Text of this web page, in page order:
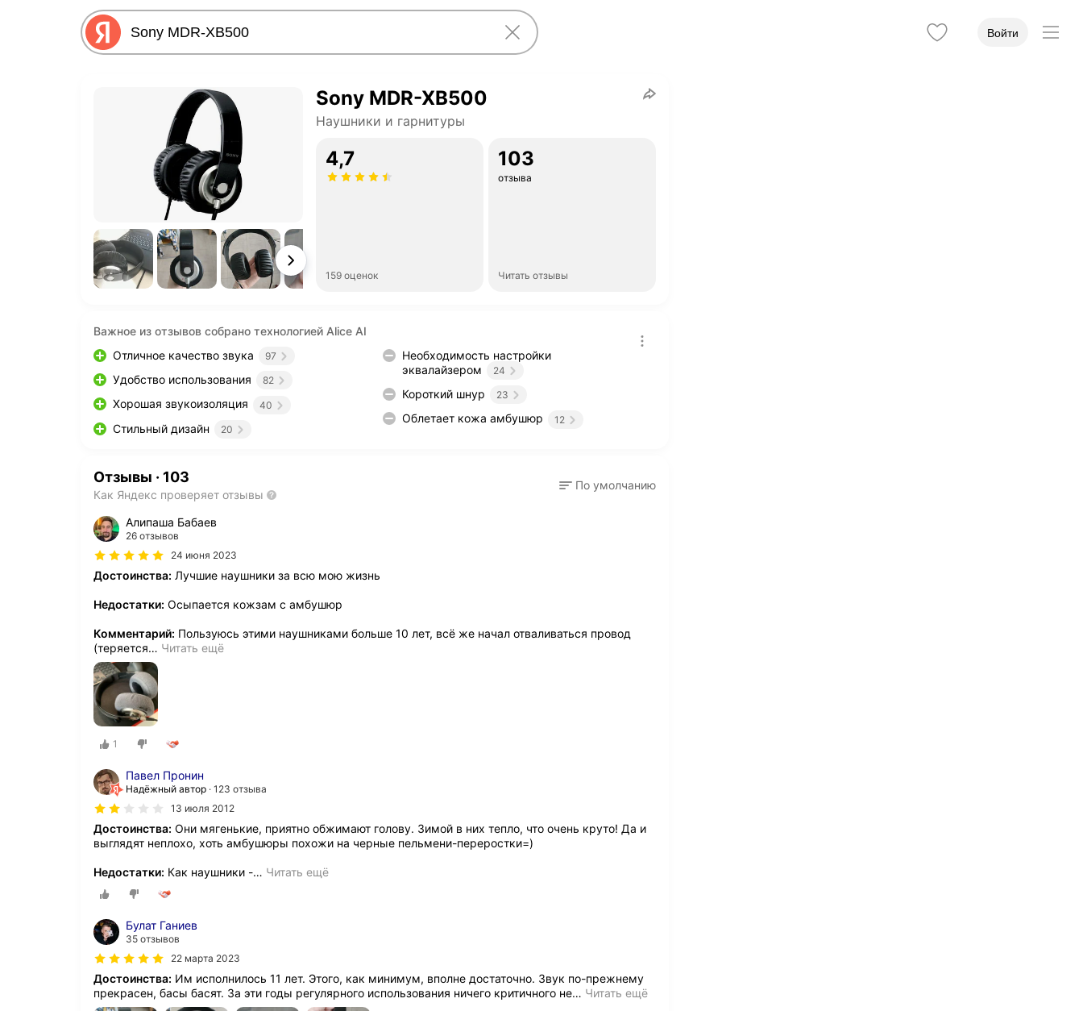
Войти
Sony MDR-XB500
Наушники и гарнитуры
4,7
159 оценок
103
отзыва
Читать отзывы
Важное из отзывов собрано технологией Alice AI
Отличное качество звука
97
Удобство использования 82
Хорошая звукоизоляция 40
Стильный дизайн 20
Необходимость настройки
эквалайзером
24
Короткий шнур 23
Облетает кожа амбушюр 12
Отзывы · 103
Как Яндекс проверяет отзывы
По умолчанию
Алипаша Бабаев
26 отзывов
24 июня 2023
Достоинства: Лучшие наушники за всю мою жизнь
Недостатки: Осыпается кожзам с амбушюр
Комментарий: Пользуюсь этими наушниками больше 10 лет, всё же начал отваливаться провод
(теряется… Читать ещё
1
Павел Пронин
Надёжный автор 123 отзыва
13 июля 2012
Достоинства: Они мягенькие, приятно обжимают голову. Зимой в них тепло, что очень круто! Да и
выглядят неплохо, хоть амбушюры похожи на черные пельмени-переростки=)
Недостатки: Как наушники -… Читать ещё
Булат Ганиев
35 отзывов
22 марта 2023
Достоинства: Им исполнилось 11 лет. Этого, как минимум, вполне достаточно. Звук по-прежнему
прекрасен, басы басят. За эти годы регулярного использования ничего критичного не… Читать ещё